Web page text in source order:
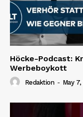
Höcke-Podcast:
Werbeboykott
Redaktion - May